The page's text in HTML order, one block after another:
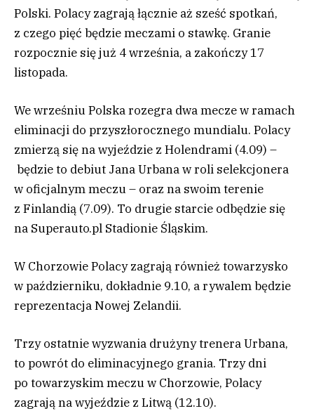
Polski. Polacy zagrają łącznie aż sześć spotkań,
z czego pięć będzie meczami o stawkę. Granie
rozpocznie się już 4 września, a zakończy 17
listopada.
We wrześniu Polska rozegra dwa mecze w ramach
eliminacji do przyszłorocznego mundialu. Polacy
zmierzą się na wyjeździe z Holendrami (4.09) –
będzie to debiut Jana Urbana w roli selekcjonera
w oficjalnym meczu – oraz na swoim terenie
z Finlandią (7.09). To drugie starcie odbędzie się
na Superauto.pl Stadionie Śląskim.
W Chorzowie Polacy zagrają również towarzysko
w październiku, dokładnie 9.10, a rywalem będzie
reprezentacja Nowej Zelandii.
Trzy ostatnie wyzwania drużyny trenera Urbana,
to powrót do eliminacyjnego grania. Trzy dni
po towarzyskim meczu w Chorzowie, Polacy
zagrają na wyjeździe z Litwą (12.10).